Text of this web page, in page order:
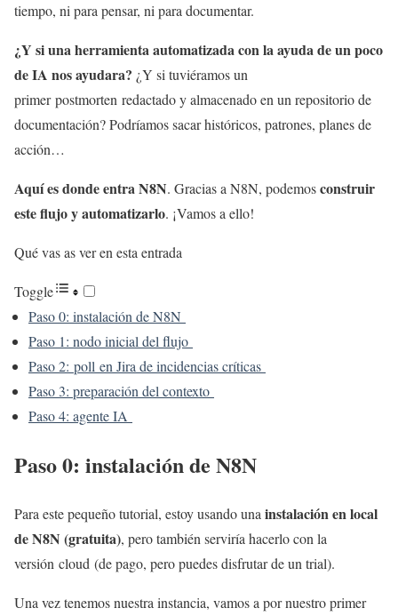
tiempo, ni para pensar, ni para documentar.
¿Y si una herramienta automatizada con la ayuda de un poco
de IA nos ayudara? ¿Y si tuviéramos un
primer postmorten redactado y almacenado en un repositorio de
documentación? Podríamos sacar históricos, patrones, planes de
acción…
Aquí es donde entra N8N. Gracias a N8N, podemosconstruir
este flujo y automatizarlo. ¡Vamos a ello!
Qué vas as ver en esta entrada
Toggle
Paso 0: instalación de N8N
Paso 1: nodo inicial del flujo
Paso 2: poll en Jira de incidencias críticas
Paso 3: preparación del contexto
Paso 4: agente IA
Paso 0: instalación de N8N
Para este pequeño tutorial, estoy usando una instalación en local
de N8N (gratuita), pero también serviría hacerlo con la
versión cloud (de pago, pero puedes disfrutar de un trial).
Una vez tenemos nuestra instancia, vamos a por nuestro primer